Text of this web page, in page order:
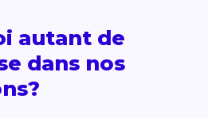
autant de
dans nos